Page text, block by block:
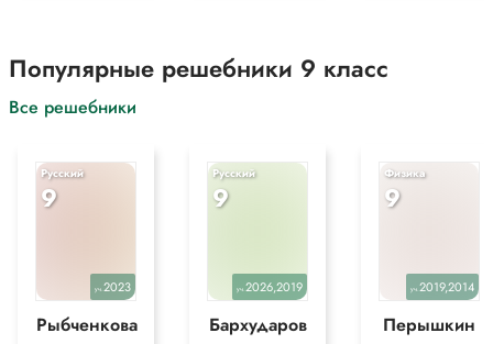
Популярные решебники 9 класс
Все решебники
Русский
9
уч.2023
Рыбченкова
Русский
9
уч.2026,2019
Бархударов
Физика
9
уч.2019,2014
Перышкин